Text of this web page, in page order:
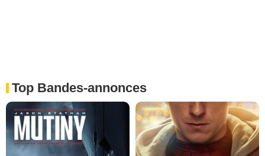
Top Bandes-annonces